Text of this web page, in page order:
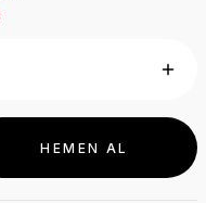
HEMEN AL